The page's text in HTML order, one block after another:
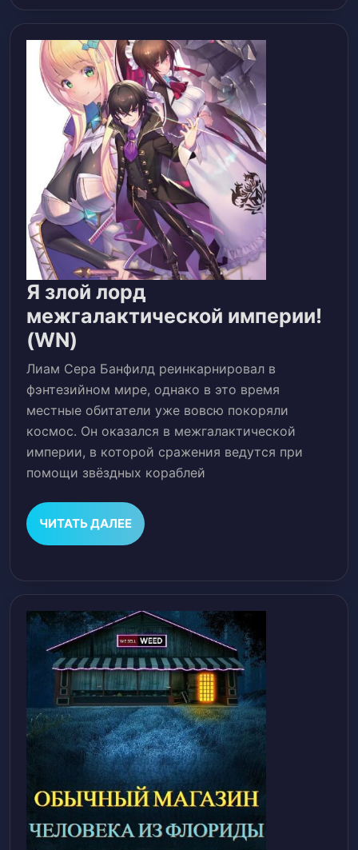
Я злой лорд
межгалактической империи!
(WN)
злой
лорд
межгалактической
империи!
(WN)
Лиам Сера Банфилд реинкарнировал в
фэнтезийном мире, однако в это время
местные обитатели уже вовсю покоряли
космос. Он оказался в межгалактической
империи, в которой сражения ведутся при
помощи звёздных кораблей
ЧИТАТЬ ДАЛЕЕЧИТАТЬ
ДАЛЕЕ